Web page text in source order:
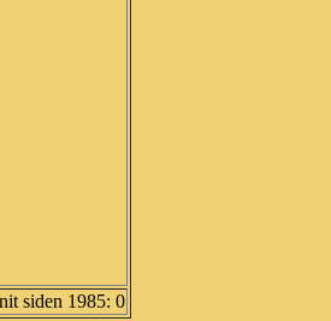
siden 1985: 0